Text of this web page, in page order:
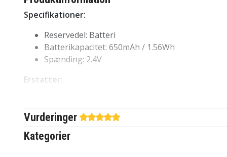
Specifikationer:
Reservedel: Batteri
Batterikapacitet: 650mAh / 1.56Wh
Spænding: 2.4V
Erstatter:
V30145-K1310-X383, S30852-D1640-X1,
GP
55AAAHR28MX, T382
Vurderinger
Kategorier